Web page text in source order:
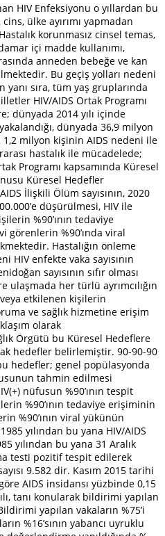
HIV Enfeksiyonu o yıllardan bu
ülke ayırımı yapmadan
korunmasız cinsel temas,
içi madde kullanımı,
anneden bebeğe ve kan
Bu geçiş yolları nedeni
sıra, tüm yaş gruplarında
HIV/AIDS Ortak Programı
dünyada 2014 yılı içinde
dünyada 36,9 milyon
1,2 milyon kişinin AIDS nedeni ile
hastalık ile mücadelede;
Programı kapsamında Küresel
Küresel Hedefler
İlişkili Ölüm sayısının, 2020
düşürülmesi, HIV ile
%90’ının tedaviye
görenlerin %90’ında viral
Hastalığın önleme
HIV enfekte vaka sayısının
sayısının sıfır olması
her türlü ayrımcılığın
etkilenen kişilerin
ve sağlık hizmetine erişim
olarak
Örgütü bu Küresel Hedeflere
hedefler belirlemiştir. 90-90-90
hedefler; genel popülasyonda
tahmin edilmesi
nüfusun %90’ının tespit
%90’ının tedaviye erişiminin
%90’ının viral yükünün
yılından bu yana HIV/AIDS
yılından bu yana 31 Aralık
testi pozitif tespit edilerek
9.582 dir. Kasım 2015 tarihi
AIDS insidansı yüzbinde 0,15
tanı konularak bildirimi yapılan
yapılan vakaların %75’i
%16’sının yabancı uyruklu